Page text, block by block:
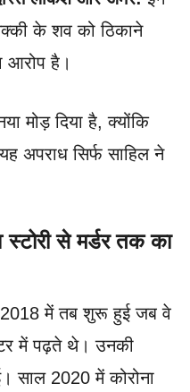
के शव को ठिकाने
आरोप है।
मोड़ दिया है, क्योंकि
अपराध सिर्फ साहिल ने
से मर्डर तक का
2018 में तब शुरू हुई जब वे
में पढ़ते थे। उनकी
साल 2020 में कोरोना